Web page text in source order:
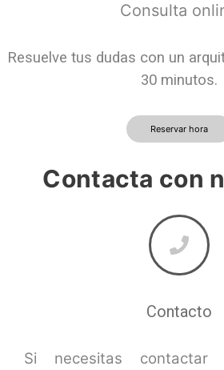
Consulta
Resuelve tus dudas con un
30 minutos.
Reservar hora
Contacta con
Contacto
Si necesitas contactar